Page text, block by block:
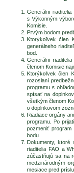
Generálni
s Výkonným
Komisie.
Prvým bodom
Ktorýkoľvek člen
generálneho
bod.
Generálni
členom Komisie
Ktorýkoľvek člen
rozoslaní
programu s
spísať na
všetkým členom
o doplnkovom
Riadiace orgány
programu. Po
pozmeniť program
bodu.
Dokumenty, ktoré
riaditelia FAO a
zúčastňujú sa na
medzinárodným
mesiace pred